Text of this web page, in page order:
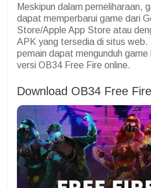
Meskipun dalam pemeliharaan,
dapat memperbarui game dari
Store/Apple App Store atau
APK yang tersedia di situs web.
pemain dapat mengunduh
versi OB34 Free Fire online.
Download OB34 Free